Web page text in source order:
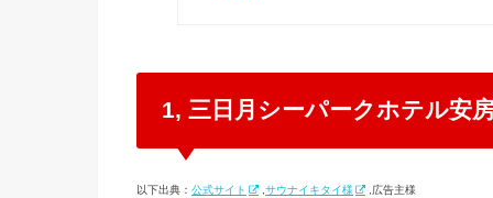
1, 三日月シーパークホテル安
以下出典： 公式サイト サウナイキタイ様 ,広告主様